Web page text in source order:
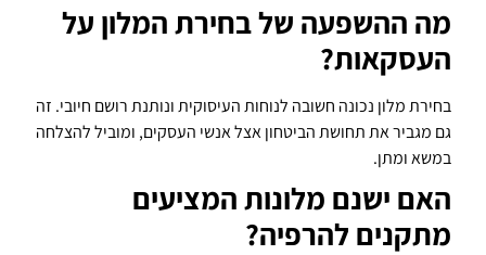
מה ההשפעה של בחירת המלון על
העסקאות?
בחירת מלון נכונה חשובה לנוחות העיסוקית ונותנת רושם חיובי. זה
גם מגביר את תחושת הביטחון אצל אנשי העסקים, ומוביל להצלחה
במשא ומתן.
האם ישנם מלונות המציעים
מתקנים להרפיה?